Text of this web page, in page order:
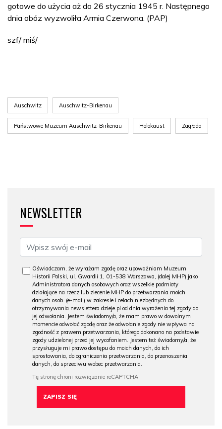
gotowe do użycia aż do 26 stycznia 1945 r. Następnego
dnia obóz wyzwoliła Armia Czerwona. (PAP)
szf/ miś/
Auschwitz Auschwitz-Birkenau
Państwowe Muzeum Auschwitz-Birkenau Holokaust Zagłada
NEWSLETTER
Oświadczam, że wyrażam zgodę oraz upoważniam Muzeum
Historii Polski, ul. Gwardii 1, 01-538 Warszawa, (dalej MHP) jako
Administratora danych osobowych oraz wszelkie podmioty
działające na rzecz lub zlecenie MHP do przetwarzania moich
danych osob. (e-mail) w zakresie i celach niezbędnych do
otrzymywania newslettera dzieje.pl od dnia wyrażenia tej zgody do
jej odwołania. Jestem świadomy/a, że mam prawo w dowolnym
momencie odwołać zgodę oraz że odwołanie zgody nie wpływa na
zgodność z prawem przetwarzania, którego dokonano na podstawie
zgody udzielonej przed jej wycofaniem. Jestem też świadomy/a, że
przysługuje mi prawo dostępu do moich danych, do ich
sprostowania, do ograniczenia przetwarzania, do przenoszenia
danych, do sprzeciwu wobec przetwarzania.